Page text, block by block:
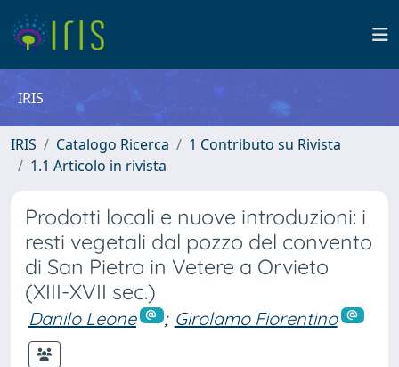
IRIS
IRIS Catalogo Ricerca
1 Contributo su Rivista
1.1 Articolo in rivista
Prodotti locali e nuove introduzioni: i
resti vegetali dal pozzo del convento
di San Pietro in Vetere a Orvieto
(XIII-XVII sec.)
Danilo Leone ; Girolamo Fiorentino